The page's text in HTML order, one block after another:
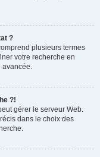
?
plusieurs termes
votre recherche en
avancée.
?!
gérer le serveur Web.
dans le choix des